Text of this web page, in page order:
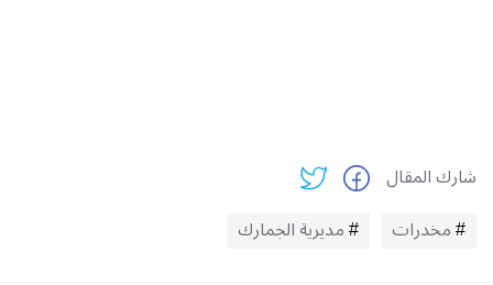
شارك المقال
مخدرات
مديرية الجمارك